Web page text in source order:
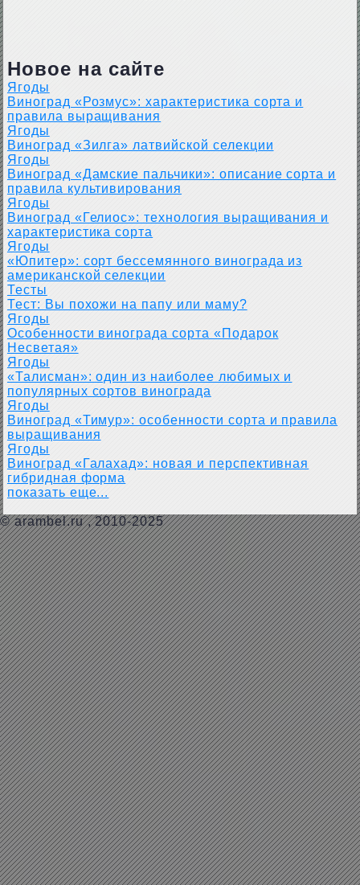
Новое на сайте
Ягоды
Виноград «Розмус»: характеристика сорта и
правила выращивания
Ягоды
Виноград «Зилга» латвийской селекции
Ягоды
Виноград «Дамские пальчики»: описание сорта и
правила культивирования
Ягоды
Виноград «Гелиос»: технология выращивания и
характеристика сорта
Ягоды
«Юпитер»: сорт бессемянного винограда из
американской селекции
Тесты
Тест: Вы похожи на папу или маму?
Ягоды
Особенности винограда сорта «Подарок
Несветая»
Ягоды
«Талисман»: один из наиболее любимых и
популярных сортов винограда
Ягоды
Виноград «Тимур»: особенности сорта и правила
выращивания
Ягоды
Виноград «Галахад»: новая и перспективная
гибридная форма
показать еще...
© arambel.ru, 2010-2025